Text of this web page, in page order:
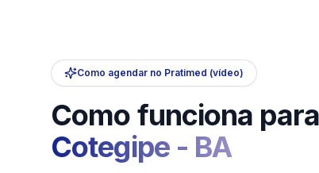
Como agendar no Pratimed (vídeo)
Como funciona
Cotegipe- BA